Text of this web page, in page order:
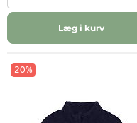
Læg i kurv
20%